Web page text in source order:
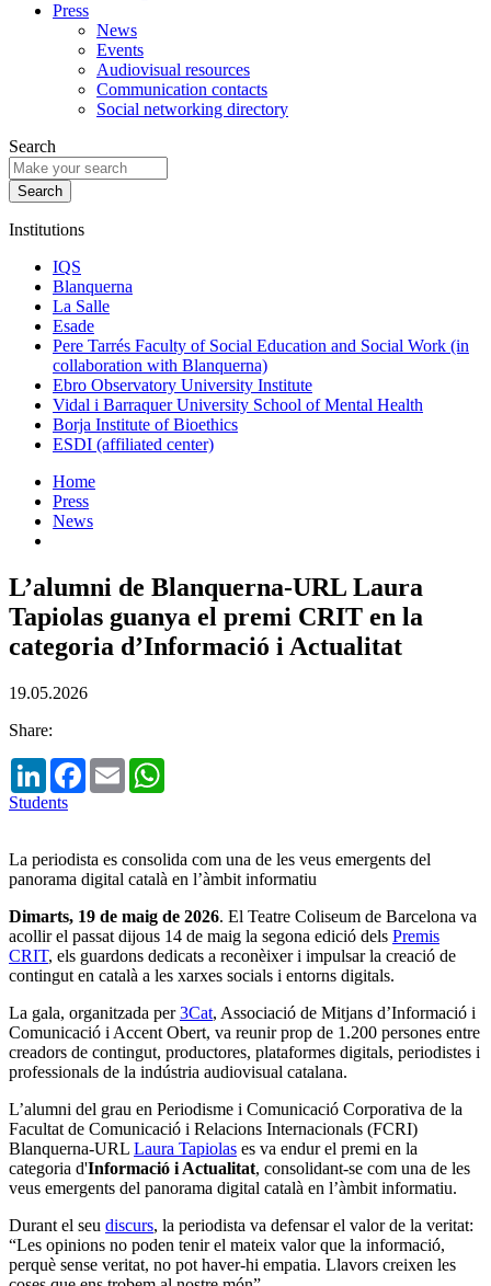
Press
News
Events
Audiovisual resources
Communication contacts
Social networking directory
Search
Institutions
IQS
Blanquerna
La Salle
Esade
Pere Tarrés Faculty of Social Education and Social Work (in
collaboration with Blanquerna)
Ebro Observatory University Institute
Vidal i Barraquer University School of Mental Health
Borja Institute of Bioethics
ESDI (affiliated center)
Home
Press
News
L’alumni de Blanquerna-URL Laura
Tapiolas guanya el premi CRIT en la
categoria d’Informació i Actualitat
19.05.2026
Share:
LinkedInFacebook
Email
Students
La periodista es consolida com una de les veus emergents del
panorama digital català en l’àmbit informatiu
Dimarts, 19 de maig de 2026. El Teatre Coliseum de Barcelona va
acollir el passat dijous 14 de maig la segona edició dels Premis
CRIT, els guardons dedicats a reconèixer i impulsar la creació de
contingut en català a les xarxes socials i entorns digitals.
La gala, organitzada per3Cat, Associació de Mitjans d’Informació i
Comunicació i Accent Obert, va reunir prop de 1.200 persones entre
creadors de contingut, productores, plataformes digitals, periodistes i
professionals de la indústria audiovisual catalana.
L’alumni del grau en Periodisme i Comunicació Corporativa de la
Facultat de Comunicació i Relacions Internacionals (FCRI)
Blanquerna-URL Laura Tapiolas es va endur el premi en la
categoria d'Informació i Actualitat, consolidant-se com una de les
veus emergents del panorama digital català en l’àmbit informatiu.
Durant el seu discurs, la periodista va defensar el valor de la veritat:
“Les opinions no poden tenir el mateix valor que la informació,
perquè sense veritat, no pot haver-hi empatia. Llavors creixen les